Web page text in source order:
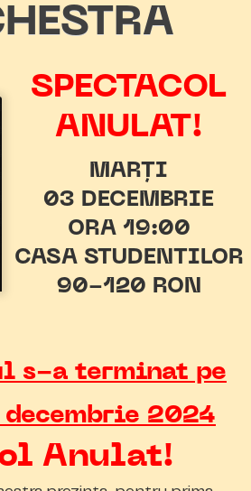
SPECTACOL
ANULAT!
MARȚI
03 DECEMBRIE
ORA 19:00
CASA STUDENTILOR
90-120 RON
s-a terminat pe
2024
Anulat!